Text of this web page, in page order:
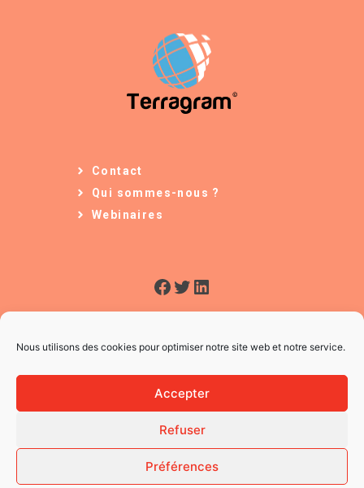
Nous utilisons des cookies pour optimiser notre site web et notre service.
Accepter
Refuser
Préférences
Contact
Qui sommes-nous ?
Webinaires
Facebook
Twitter
LinkedIn
© 2026 L'Usine à Ges
CGV
Mentions légales